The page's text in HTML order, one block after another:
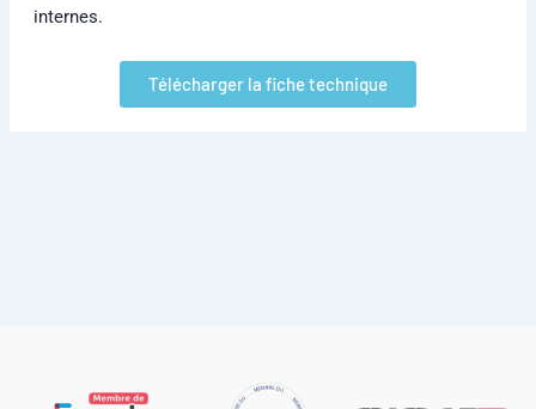
internes.
Télécharger la fiche technique